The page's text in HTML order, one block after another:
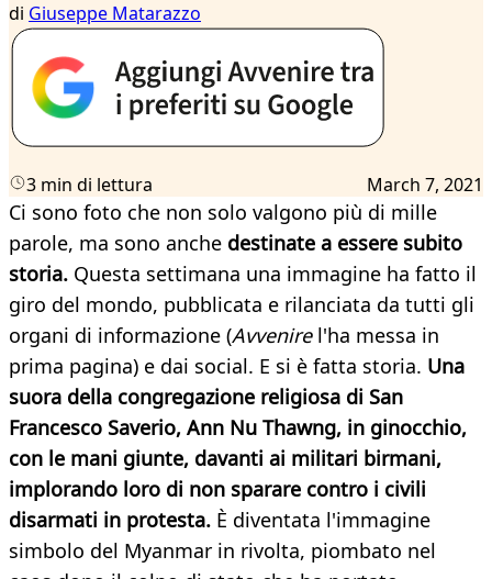
di Giuseppe Matarazzo
3 min di lettura March 7, 2021
Ci sono foto che non solo valgono più di mille
parole, ma sono anche destinate a essere subito
storia. Questa settimana una immagine ha fatto il
giro del mondo, pubblicata e rilanciata da tutti gli
organi di informazione (Avvenirel'ha messa in
prima pagina) e dai social. E si è fatta storia. Una
suora della congregazione religiosa di San
Francesco Saverio, Ann Nu Thawng, in ginocchio,
con le mani giunte, davanti ai militari birmani,
implorando loro di non sparare contro i civili
disarmati in protesta. È diventata l'immagine
simbolo del Myanmar in rivolta, piombato nel